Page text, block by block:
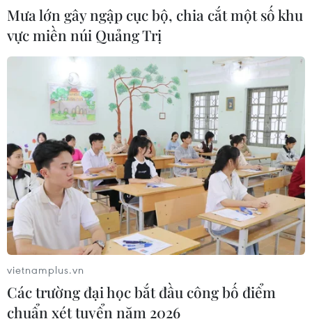
Mưa lớn gây ngập cục bộ, chia cắt một số khu
vực miền núi Quảng Trị
vietnamplus.vn
Các trường đại học bắt đầu công bố điểm
chuẩn xét tuyển năm 2026